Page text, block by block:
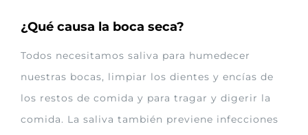
¿Qué causa la boca seca?
Todos necesitamos saliva para humedecer
nuestras bocas, limpiar los dientes y encías de
los restos de comida y para tragar y digerir la
comida. La saliva también previene infecciones